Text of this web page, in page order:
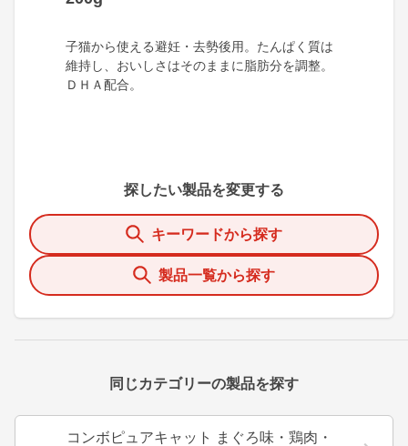
子猫から使える避妊・去勢後用。たんぱく質は
維持し、おいしさはそのままに脂肪分を調整。
ＤＨＡ配合。
探したい製品を変更する
キーワードから探す
製品一覧から探す
同じカテゴリーの製品を探す
コンボピュアキャット まぐろ味・鶏肉・